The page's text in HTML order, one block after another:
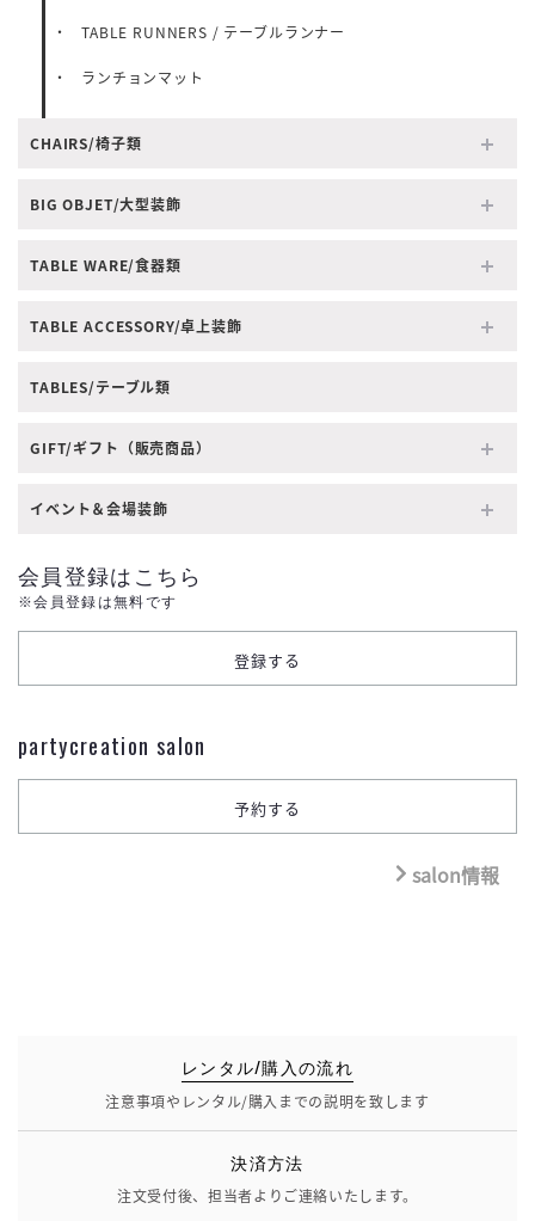
TABLE RUNNERS / テーブルランナー
ランチョンマット
CHAIRS/椅子類
BIG OBJET/大型装飾
TABLE WARE/食器類
TABLE ACCESSORY/卓上装飾
TABLES/テーブル類
GIFT/ギフト（販売商品）
イベント＆会場装飾
会員登録はこちら
※会員登録は無料です
partycreation salon
salon情報
レンタル/購入の流れ
注意事項やレンタル/購入までの説明を致します
決済方法
注文受付後、担当者よりご連絡いたします。